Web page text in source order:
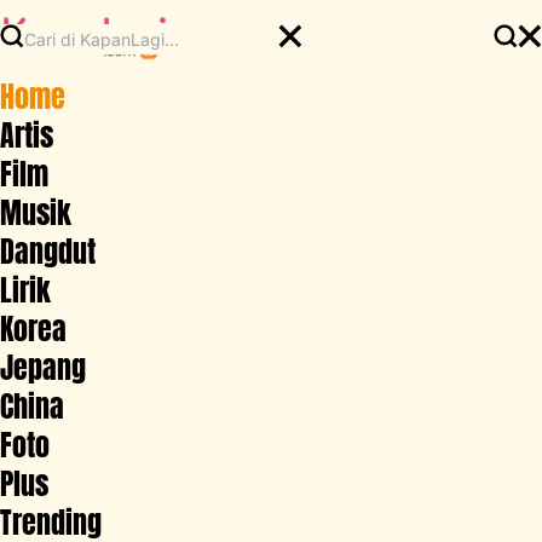
Home
Artis
Film
Musik
Dangdut
Lirik
Korea
Jepang
China
Foto
Plus
Trending